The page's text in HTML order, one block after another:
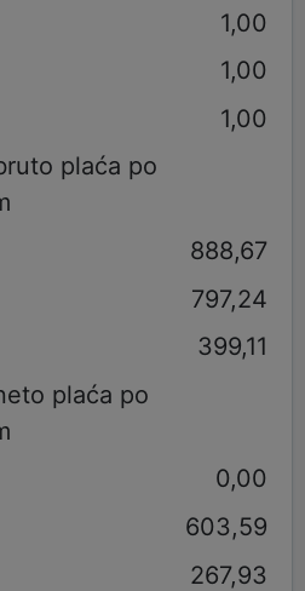
1,00
1,00
1,00
plaća po
888,67
797,24
399,11
plaća po
0,00
603,59
267,93